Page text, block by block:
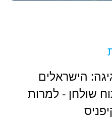
הישראלים
שולחן - למרות